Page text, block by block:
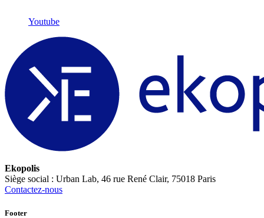
Youtube
Ekopolis
Siège social : Urban Lab, 46 rue René Clair, 75018 Paris
Contactez-nous
Footer